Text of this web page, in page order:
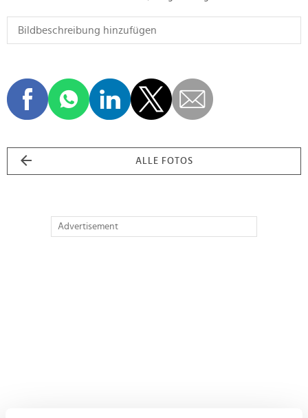
ALLE FOTOS
Advertisement